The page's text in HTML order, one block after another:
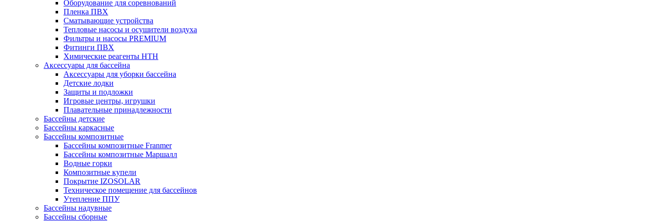
Оборудование для соревнований
Пленка ПВХ
Сматывающие устройства
Тепловые насосы и осушители воздуха
Фильтры и насосы PREMIUM
Фитинги ПВХ
Химические реагенты HTH
Аксессуары для бассейна
Аксессуары для уборки бассейна
Детские лодки
Защиты и подложки
Игровые центры, игрушки
Плавательные принадлежности
Бассейны детские
Бассейны каркасные
Бассейны композитные
Бассейны композитные Franmer
Бассейны композитные Маршалл
Водные горки
Композитные купели
Покрытие IZOSOLAR
Техническое помещение для бассейнов
Утепление ППУ
Бассейны надувные
Бассейны сборные